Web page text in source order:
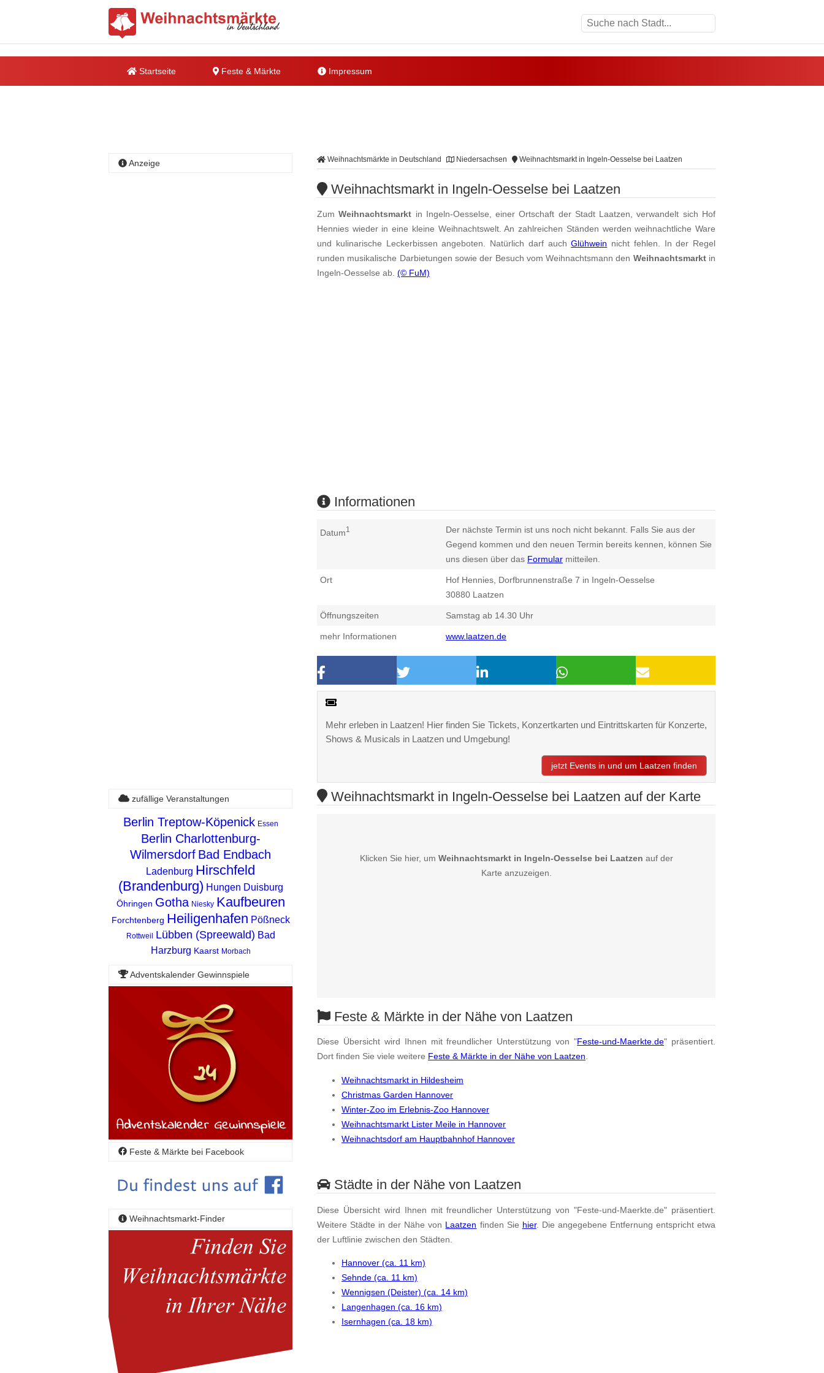
Startseite Feste & Märkte Impressum
Weihnachtsmärkte in Deutschland Niedersachsen Weihnachtsmarkt in Ingeln-Oesselse bei Laatzen
Weihnachtsmarkt in Ingeln-Oesselse bei Laatzen
ZumWeihnachtsmarkt in Ingeln-Oesselse, einer Ortschaft der Stadt Laatzen, verwandelt sich Hof
Hennies wieder in eine kleine Weihnachtswelt. An zahlreichen Ständen werden weihnachtliche Ware
und kulinarische Leckerbissen angeboten. Natürlich darf auchGlühwein nicht fehlen. In der Regel
runden musikalische Darbietungen sowie der Besuch vom Weihnachtsmann den Weihnachtsmarktin
Ingeln-Oesselse ab. (© FuM)
Informationen
Datum1
Der nächste Termin ist uns noch nicht bekannt. Falls Sie aus der
Gegend kommen und den neuen Termin bereits kennen, können Sie
uns diesen über das Formular mitteilen.
Ort
Hof Hennies, Dorfbrunnenstraße 7 in Ingeln-Oesselse
30880 Laatzen
Öffnungszeiten Samstag ab 14.30 Uhr
mehr Informationen www.laatzen.de
Mehr erleben in Laatzen! Hier finden Sie Tickets, Konzertkarten und Eintrittskarten für Konzerte,
Shows & Musicals in Laatzen und Umgebung!
jetzt Events in und um Laatzen finden
Anzeige
Weihnachtsmarkt in Ingeln-Oesselse bei Laatzen auf der Karte
Klicken Sie hier, um Weihnachtsmarkt in Ingeln-Oesselse bei Laatzen auf der
Karte anzuzeigen.
Feste & Märkte in der Nähe von Laatzen
Diese Übersicht wird Ihnen mit freundlicher Unterstützung von "Feste-und-Maerkte.de" präsentiert.
Dort finden Sie viele weitere Feste & Märkte in der Nähe von Laatzen.
Weihnachtsmarkt in Hildesheim
Christmas Garden Hannover
Winter-Zoo im Erlebnis-Zoo Hannover
Weihnachtsmarkt Lister Meile in Hannover
Weihnachtsdorf am Hauptbahnhof Hannover
Städte in der Nähe von Laatzen
Diese Übersicht wird Ihnen mit freundlicher Unterstützung von "Feste-und-Maerkte.de" präsentiert.
Weitere Städte in der Nähe von Laatzen finden Sie hier. Die angegebene Entfernung entspricht etwa
der Luftlinie zwischen den Städten.
Hannover (ca. 11 km)
Sehnde (ca. 11 km)
Wennigsen (Deister) (ca. 14 km)
Langenhagen (ca. 16 km)
Isernhagen (ca. 18 km)
zufällige Veranstaltungen
Berlin Treptow-Köpenick Essen
Berlin Charlottenburg-
Wilmersdorf Bad Endbach
Ladenburg Hirschfeld
(Brandenburg) Hungen Duisburg
Öhringen Gotha Niesky Kaufbeuren
Forchtenberg Heiligenhafen Pößneck
Rottweil Lübben (Spreewald) Bad
Harzburg Kaarst Morbach
Adventskalender Gewinnspiele
Feste & Märkte bei Facebook
Weihnachtsmarkt-Finder